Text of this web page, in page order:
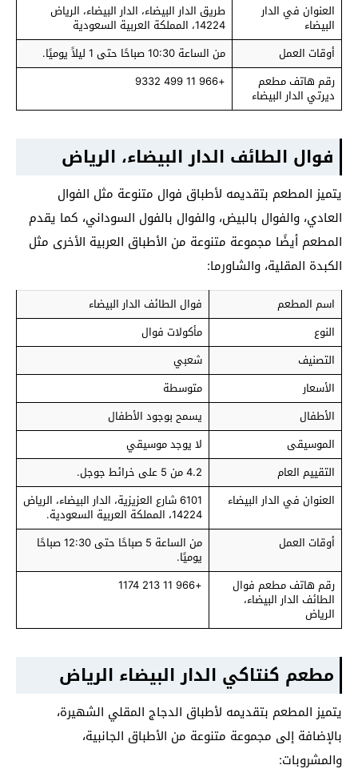
العنوان في الدار
البيضاء
طريق الدار البيضاء، الدار البيضاء، الرياض
14224، المملكة العربية السعودية
أوقات العمل
من الساعة 10:30 صباحًا حتى 1 ليلاً يوميًا.
رقم هاتف مطعم
ديرتي الدار البيضاء
+966 11 499 9332
فوال الطائف الدار البيضاء، الرياض
يتميز المطعم بتقديمه لأطباق فوال متنوعة مثل الفوال
العادي، والفوال بالبيض، والفوال بالفول السوداني، كما يقدم
المطعم أيضًا مجموعة متنوعة من الأطباق العربية الأخرى مثل
الكبدة المقلية، والشاورما:
اسم المطعم
فوال الطائف الدار البيضاء
النوع
مأكولات فوال
التصنيف
شعبي
الأسعار
متوسطة
الأطفال
يسمح بوجود الأطفال
الموسيقى
لا يوجد موسيقي
التقييم العام
4.2 من 5 على خرائط جوجل.
العنوان في الدار البيضاء
6101 شارع العزيزية، الدار البيضاء، الرياض
14224، المملكة العربية السعودية.
أوقات العمل
من الساعة 5 صباحًا حتى 12:30 صباحًا
يوميًا.
رقم هاتف مطعم فوال
الطائف الدار البيضاء،
الرياض
+966 11 213 1174
مطعم كنتاكي الدار البيضاء الرياض
يتميز المطعم بتقديمه لأطباق الدجاج المقلي الشهيرة،
بالإضافة إلى مجموعة متنوعة من الأطباق الجانبية،
والمشروبات: